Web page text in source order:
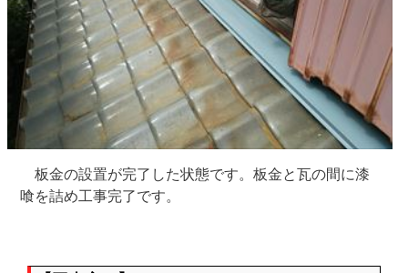
板金の設置が完了した状態です。板金と瓦の間に漆
喰を詰め工事完了です。